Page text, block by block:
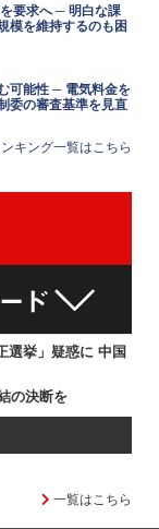
要求へ ─ 明白な課
模を維持するのも困
可能性 ─ 電気料金を
委の審査基準を見直
キング一覧はこちら
選挙」疑惑に 中国
の決断を
一覧はこちら